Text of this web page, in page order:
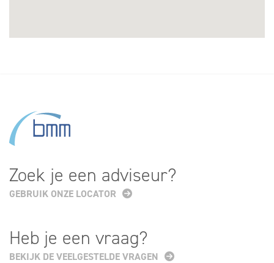
Zoek je een adviseur?
GEBRUIK ONZE LOCATOR
Heb je een vraag?
BEKIJK DE VEELGESTELDE VRAGEN